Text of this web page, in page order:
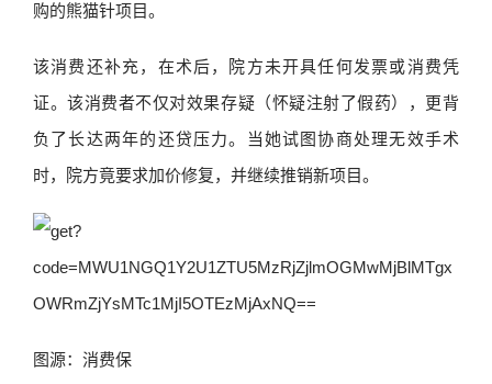
购的熊猫针项目。
该消费还补充，在术后，院方未开具任何发票或消费凭
证。该消费者不仅对效果存疑（怀疑注射了假药），更背
负了长达两年的还贷压力。当她试图协商处理无效手术
时，院方竟要求加价修复，并继续推销新项目。
图源：消费保